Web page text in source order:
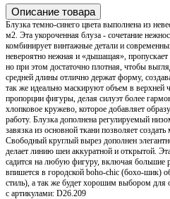
Описание товара
Блузка темно-синего цвета выполнена из
м2. Эта укороченная блуза - сочетание
комбинирует винтажные детали и
невероятно нежная и «дышащая»,
но при этом достаточно плотная, чтобы
средней длины отлично держат форму,
так же идеально маскируют объем в верхней
пропорции фигуры, делая силуэт более
хлопковое кружево, которое добавляет
работу. Блузка дополнена регулируемый
завязка из основной ткани позволяет
Свободный круглый вырез дополнен
делает линию шеи аккуратной и открытой.
садится на любую фигуру, включая большие
впишется в городской boho-chic (бохо-шик)
стиль), а так же будет хорошим выбором для
с артикулами: D26.209